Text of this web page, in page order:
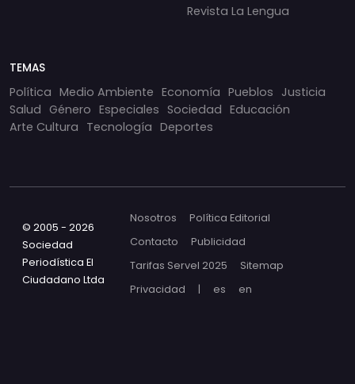
Revista La Lengua
TEMAS
Política Medio Ambiente Economía Pueblos Justicia
Salud Género Especiales Sociedad Educación
Arte Cultura Tecnología Deportes
© 2005 - 2026
Sociedad
Periodística El
Ciudadano Ltda
Nosotros
Política Editorial
Contacto
Publicidad
Tarifas Servel 2025
Sitemap
Privacidad
| es en